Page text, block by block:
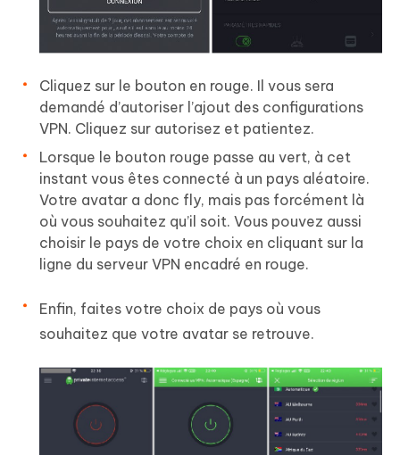
Cliquez sur le bouton en rouge. Il vous sera
demandé d’autoriser l’ajout des configurations
VPN. Cliquez sur autorisez et patientez.
Lorsque le bouton rouge passe au vert, à cet
instant vous êtes connecté à un pays aléatoire.
Votre avatar a donc fly, mais pas forcément là
où vous souhaitez qu’il soit. Vous pouvez aussi
choisir le pays de votre choix en cliquant sur la
ligne du serveur VPN encadré en rouge.
Enfin, faites votre choix de pays où vous
souhaitez que votre avatar se retrouve.